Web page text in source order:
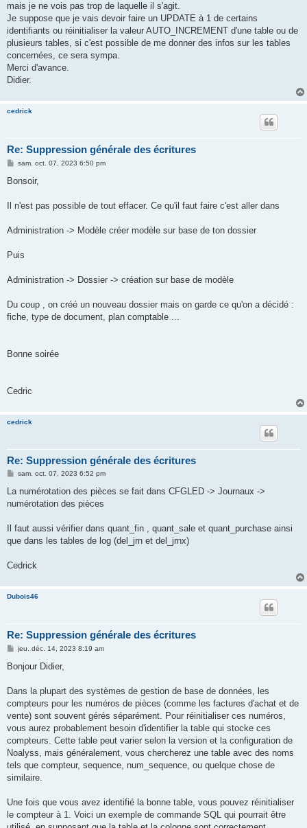
mais je ne vois pas trop de laquelle il s'agit.
Je suppose que je vais devoir faire un UPDATE à 1 de certains
identifiants ou réinitialiser la valeur AUTO_INCREMENT d'une table ou de
plusieurs tables, si c'est possible de me donner des infos sur les tables
concernées, ce sera sympa.
Merci d'avance.
Didier.
cedrick
Re: Suppression générale des écritures
M
s
g
sam. oct. 07, 2023 6:50 pm
Bonsoir,
Il n'est pas possible de tout effacer. Ce qu'il faut faire c'est aller dans
Administration -> Modèle créer modèle sur base de ton dossier
Puis
Administration -> Dossier -> création sur base de modèle
Du coup , on créé un nouveau dossier mais on garde ce qu'on a décidé :
fiche, type de document, plan comptable ...
Bonne soirée
Cedric
cedrick
Re: Suppression générale des écritures
M
s
a
sam. oct. 07, 2023 6:52 pm
La numérotation des pièces se fait dans CFGLED -> Journaux ->
numérotation des pièces
Il faut aussi vérifier dans quant_fin , quant_sale et quant_purchase ainsi
que dans les tables de log (del_jrn et del_jrnx)
Cedrick
Dubois46
Re: Suppression générale des écritures
M
s
g
jeu. déc. 14, 2023 8:19 am
Bonjour Didier,
Dans la plupart des systèmes de gestion de base de données, les
compteurs pour les numéros de pièces (comme les factures d'achat et de
vente) sont souvent gérés séparément. Pour réinitialiser ces numéros,
vous aurez probablement besoin d'identifier la table qui stocke ces
compteurs. Cette table peut varier selon la version et la configuration de
Noalyss, mais généralement, vous chercherez une table avec des noms
tels que compteur, sequence, num_sequence, ou quelque chose de
similaire.
Une fois que vous avez identifié la bonne table, vous pouvez réinitialiser
le compteur à 1. Voici un exemple de commande SQL qui pourrait être